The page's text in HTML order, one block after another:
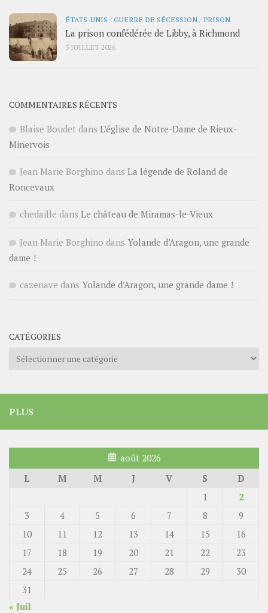
ÉTATS-UNIS /GUERRE DE SÉCESSION / PRISON
La prison confédérée de Libby, à Richmond
5 JUILLET 2026
COMMENTAIRES RÉCENTS
Blaise Boudet dans L’église de Notre-Dame de Rieux-
Minervois
Jean Marie Borghino dans La légende de Roland de
Roncevaux
chedaille dans Le château de Miramas-le-Vieux
Jean Marie Borghino dans Yolande d’Aragon, une grande
dame !
cazenave dans Yolande d’Aragon, une grande dame !
CATÉGORIES
Catégories
PLUS
août 2026
L
M M J V S
D
1
2
3
4 5 6 7 8
9
10
11 12 13 14 15
16
17
18 19 20 21 22
23
24
25 26 27 28 29
30
31
« Juil